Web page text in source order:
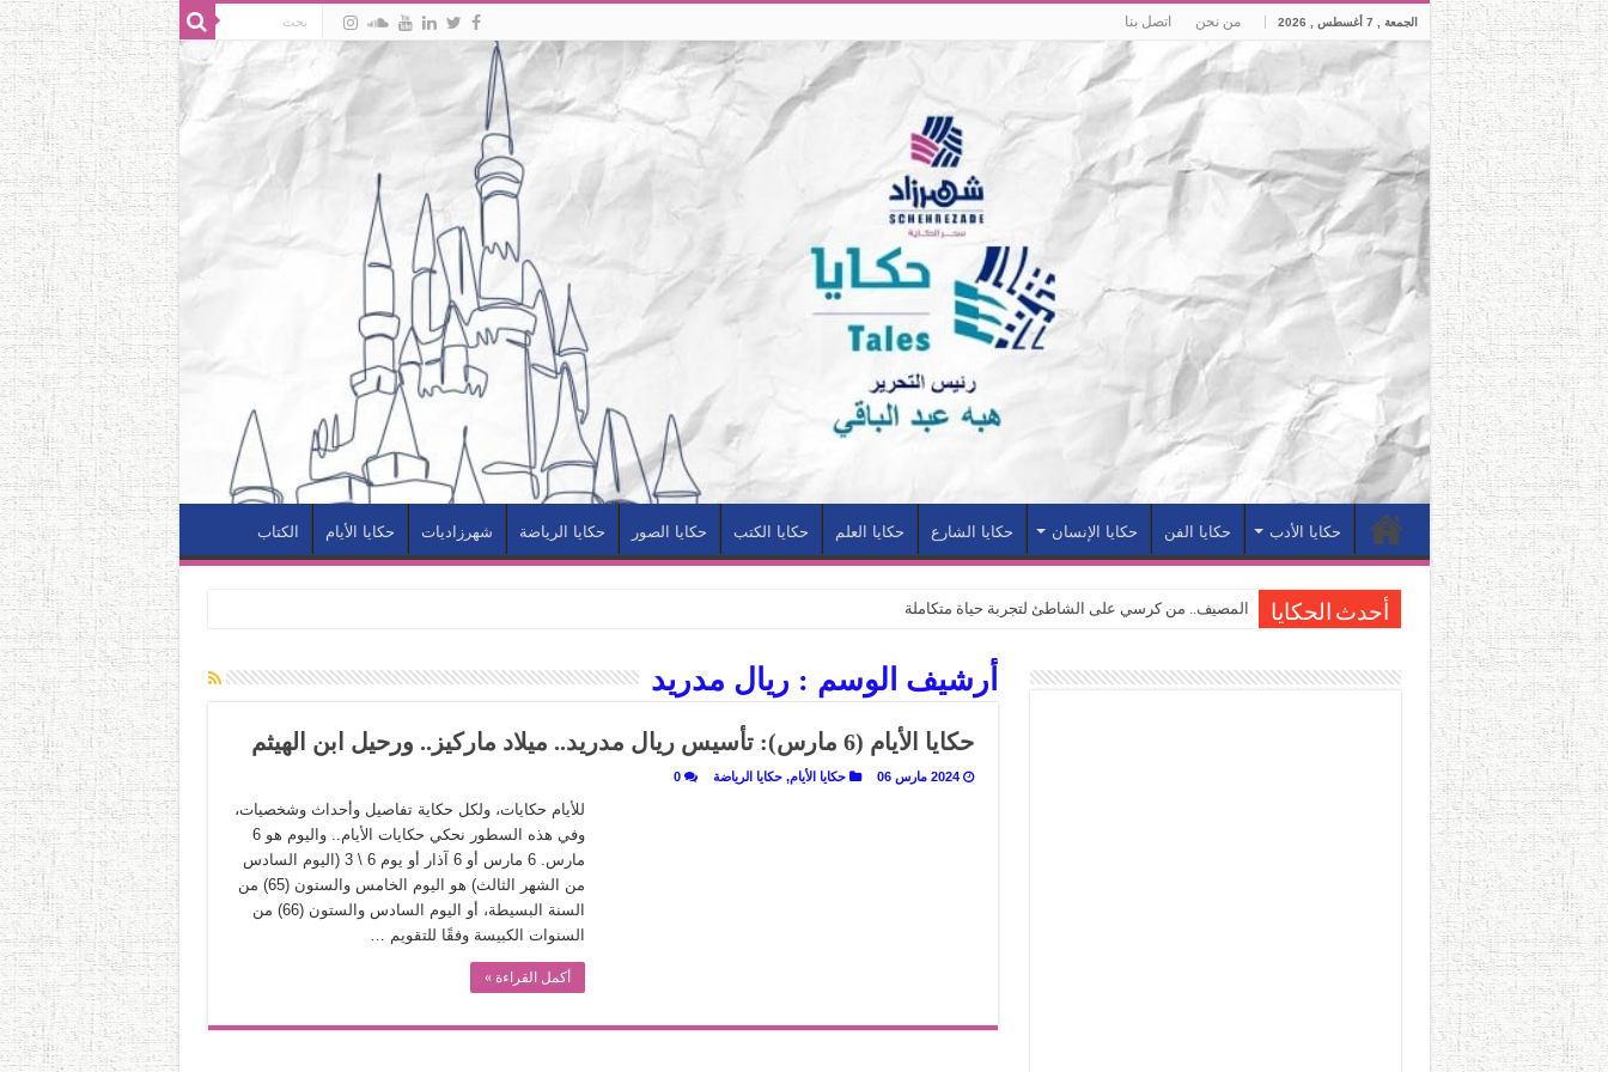
الجمعة , 7 أغسطس , 2026 من نحن اتصل بنا
حكايا الأدب حكايا الفن حكايا الإنسان حكايا الشارع حكايا العلم حكايا الكتب حكايا الصور حكايا الرياضة شهرزاديات حكايا الأيام الكتاب
أحدث الحكايا المصيف.. من كرسي على الشاطئ لتجربة حياة متكاملة
القاهرة «ألف ليلة وليلة».. كيف يتحول المكان إلى بطل في روايات مريم عبد العزيز؟ (الجزء الأول)
حين يتنفس الحجر.. المكان كبطل في أدب مريم عبد العزيز
“الرحالة العرب واكتشاف أوروبا”.. قراءة جديدة لبدايات “الاستغراب”
أرشيف الوسم : ريال مدريد
حكايا الأيام (6 مارس): تأسيس ريال مدريد.. ميلاد ماركيز.. ورحيل ابن الهيثم
2024 مارس 06 حكايا الأيام,حكايا الرياضة 0
للأيام حكايات، ولكل حكاية تفاصيل وأحداث وشخصيات،
وفي هذه السطور نحكي حكايات الأيام.. واليوم هو 6
مارس. 6 مارس أو 6 آذار أو يوم 6 \ 3 (اليوم السادس
من الشهر الثالث) هو اليوم الخامس والستون (65) من
السنة البسيطة، أو اليوم السادس والستون (66) من
السنوات الكبيسة وفقًا للتقويم …
أكمل القراءة »